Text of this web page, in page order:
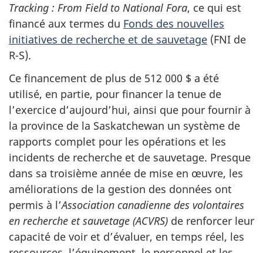
Tracking : From Field to National Fora, ce qui est
financé aux termes du Fonds des nouvelles
initiatives de recherche et de sauvetage (FNI de
R-S).
Ce financement de plus de 512 000 $ a été
utilisé, en partie, pour financer la tenue de
l’exercice d’aujourd’hui, ainsi que pour fournir à
la province de la Saskatchewan un système de
rapports complet pour les opérations et les
incidents de recherche et de sauvetage. Presque
dans sa troisième année de mise en œuvre, les
améliorations de la gestion des données ont
permis à l’Association canadienne des volontaires
en recherche et sauvetage (ACVRS) de renforcer leur
capacité de voir et d’évaluer, en temps réel, les